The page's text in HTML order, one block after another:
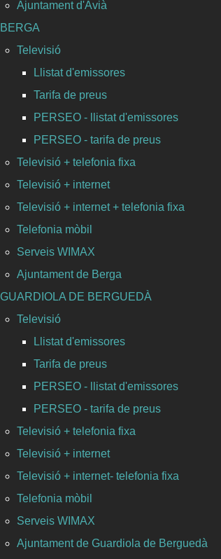
Ajuntament d'Avià
BERGA
Televisió
Llistat d'emissores
Tarifa de preus
PERSEO - llistat d'emissores
PERSEO - tarifa de preus
Televisió + telefonia fixa
Televisió + internet
Televisió + internet + telefonia fixa
Telefonia mòbil
Serveis WIMAX
Ajuntament de Berga
GUARDIOLA DE BERGUEDÀ
Televisió
Llistat d'emissores
Tarifa de preus
PERSEO - llistat d'emissores
PERSEO - tarifa de preus
Televisió + telefonia fixa
Televisió + internet
Televisió + internet- telefonia fixa
Telefonia mòbil
Serveis WIMAX
Ajuntament de Guardiola de Berguedà